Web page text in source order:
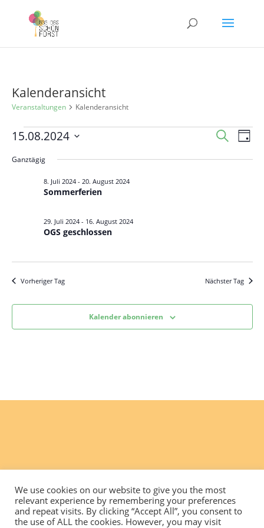
Kalenderansicht
Veranstaltungen Kalenderansicht
Veranstaltungen
15.
August
2024
und
Suche
Tag
15.08.2024
wählen.
Ganztägig
Sommerferien
8. Juli 2024- 20. August 2024
OGS geschlossen
29. Juli 2024- 16. August 2024
Vorheriger Tag Nächster Tag
Kalender abonnieren
We use cookies on our website to give you the most
relevant experience by remembering your preferences
and repeat visits. By clicking “Accept All”, you consent to
the use of ALL the cookies. However, you may visit